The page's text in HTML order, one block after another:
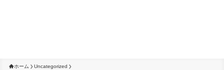
ホーム Uncategorized